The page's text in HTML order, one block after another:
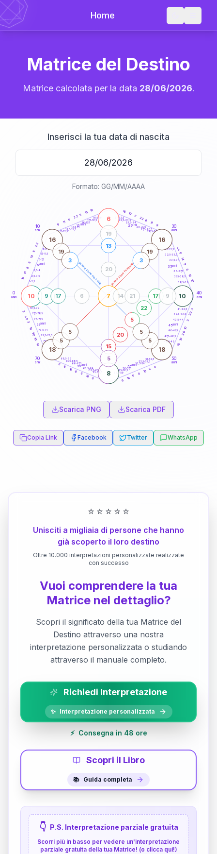
Home
Matrice del Destino
Matrice calcolata per la data 28/06/2026.
Inserisci la tua data di nascita
Formato: GG/MM/AAAA
generazione maschile generazione femminile
0
anni
10
anni
30
anni
40
anni
50
anni
60
70
anni
1-2,5
2,5-3,5
3,5-4
6-7,5
7,5-8,5
8,5-9
11-12,5
12,5-13,5
13,5-14
16-17,5
17,5-18,5
18,5-19
21-22,5
22,5-23,5
23,5-24
26-27,5
27,5-28,5
28,5-29
31-32,5
32,5-33,5
33,5-34
36-37,5
37,5-38,5
38,5-39
41-42,5
42,5-43,5
43,5-44
46-47,5
47,5-48,5
48,5-49
51-52,5
52,5-53,5
53,5-54
56-57,5
57,5-58,5
58,5-59
61-62,5
62,5-63,5
63,5-64
66-67,5
67,5-68,5
68,5-69
71-72,5
72,5-73,5
73,5-74
76-77,5
77,5-78,5
78,5-79
10
18
8
8
14
6
22
9
11
6
22 5
10
16 16
10
5
22 6
11
9
22
6
14
8
8
18
10
3
20
3
10
20
10
10
8
8
16
8
6
16
6
6
16
6
8
16
8
8
10
10
20
10
3
20
3
10
6
10
8
7
16 16
18 18
15
20
5
22
17
9
19
9
5
17
13
14 21
6
20
19
3
19
3
5
5
5
5
5anni
15 anni 25anni
35anni
45anni
55anni
65anni
75anni
Scarica PNG Scarica PDF
Copia Link Facebook Twitter WhatsApp
⭐ ⭐ ⭐ ⭐ ⭐
Unisciti a migliaia di persone che hanno
già scoperto il loro destino
Oltre 10.000 interpretazioni personalizzate realizzate
con successo
Vuoi comprendere la tua
Matrice nel dettaglio?
Scopri il significato della tua Matrice del
Destino attraverso una nostra
interpretazione personalizzata o studiando
attraverso il manuale completo.
Richiedi Interpretazione
✨ Interpretazione personalizzata
⚡ Consegna in 48 ore
Scopri il Libro
📚 Guida completa
👇 P.S. Interpretazione parziale gratuita
Scorri più in basso per vedere un'interpretazione
parziale gratuita della tua Matrice! (o clicca qui!)